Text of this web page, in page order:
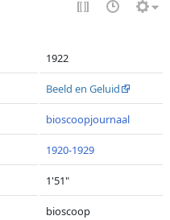
1922
Beeld en Geluid
bioscoopjournaal
1920-1929
1'51"
bioscoop